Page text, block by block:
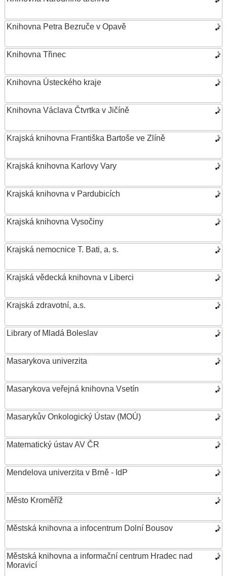
Knihovna Petra Bezruče v Opavě
Knihovna Třinec
Knihovna Ústeckého kraje
Knihovna Václava Čtvrtka v Jičíně
Krajská knihovna Františka Bartoše ve Zlíně
Krajská knihovna Karlovy Vary
Krajská knihovna v Pardubicích
Krajská knihovna Vysočiny
Krajská nemocnice T. Bati, a. s.
Krajská vědecká knihovna v Liberci
Krajská zdravotní, a.s.
Library of Mladá Boleslav
Masarykova univerzita
Masarykova veřejná knihovna Vsetín
Masarykův Onkologický Ústav (MOÚ)
Matematický ústav AV ČR
Mendelova univerzita v Brně - IdP
Město Kroměříž
Městská knihovna a infocentrum Dolní Bousov
Městská knihovna a informační centrum Hradec nad
Moravicí